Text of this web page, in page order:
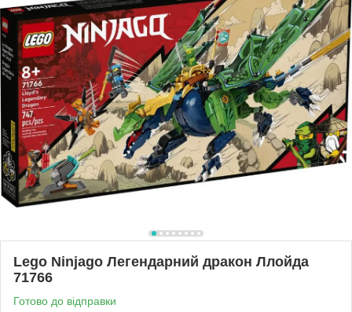
Lego Ninjago Легендарний дракон Ллойда
71766
Готово до відправки